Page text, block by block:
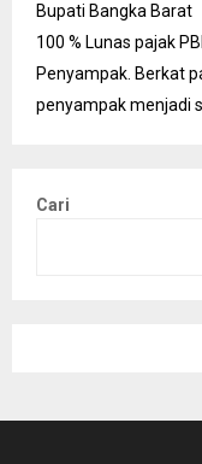
100 % Lunas pajak
Penyampak. Berkat
penyampak menjadi
Cari